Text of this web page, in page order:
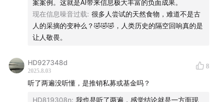
案案例。这就是AI带来信息极大丰富的负面成果。
现在信息噪音过载: 很多人尝试的天然食物，难道不是古
人的采摘的变种么？🤣🤣🤣，人类历史的隔空回响真的是
让人敬畏。
HD927348d
2025.8.03
8
听了两遍没听懂，是推销私募或基金吗？
HD819308n: 我也是听了两遍，感觉结论就是一方面现